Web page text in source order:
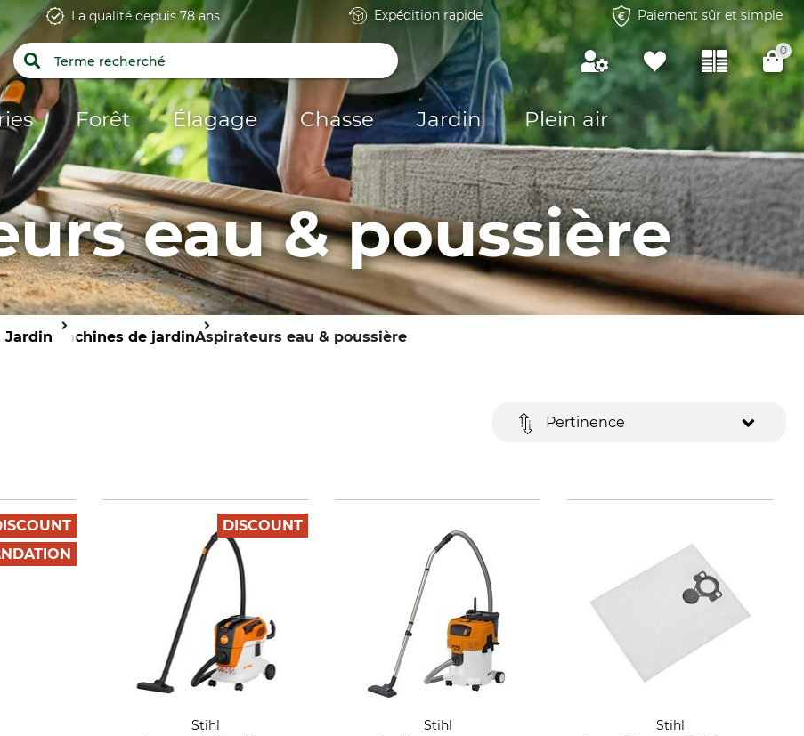
La qualité depuis 78 ans Expédition rapide Paiement sûr et simple
0
Forêt Élagage Chasse Jardin Plein air
eau & poussière
Jardin Machines de jardinAspirateurs eau & poussière
Pertinence
DISCOUNT
Stihl Stihl Stihl